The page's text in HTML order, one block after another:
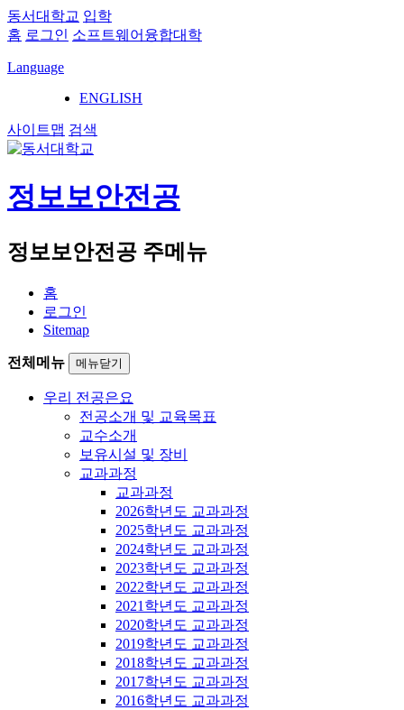
동서대학교 입학
홈 로그인 소프트웨어융합대학
Language
ENGLISH
사이트맵 검색
정보보안전공
정보보안전공 주메뉴
홈
로그인
Sitemap
전체메뉴 메뉴닫기
우리 전공은요
전공소개 및 교육목표
교수소개
보유시설 및 장비
교과과정
교과과정
2026학년도 교과과정
2025학년도 교과과정
2024학년도 교과과정
2023학년도 교과과정
2022학년도 교과과정
2021학년도 교과과정
2020학년도 교과과정
2019학년도 교과과정
2018학년도 교과과정
2017학년도 교과과정
2016학년도 교과과정